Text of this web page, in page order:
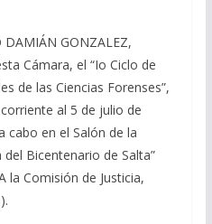
GONZALEZ,
Cámara, el “Io Ciclo de
de las Ciencias Forenses”,
al 5 de julio de
cabo en el Salón de la
Bicentenario de Salta”
la Comisión de Justicia,